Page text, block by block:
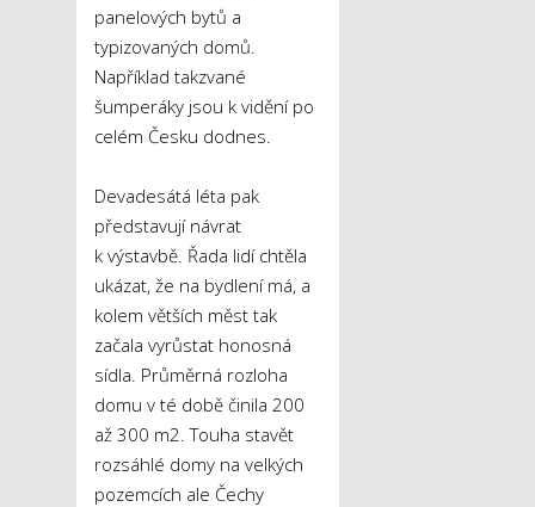
panelových bytů a
typizovaných domů.
Například takzvané
šumperáky jsou k vidění po
celém Česku dodnes.
Devadesátá léta pak
představují návrat
k výstavbě. Řada lidí chtěla
ukázat, že na bydlení má, a
kolem větších měst tak
začala vyrůstat honosná
sídla. Průměrná rozloha
domu v té době činila 200
až 300 m2 . Touha stavět
rozsáhlé domy na velkých
pozemcích ale Čechy